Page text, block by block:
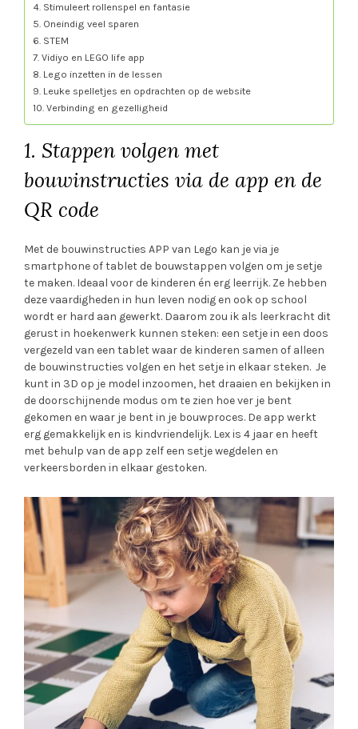
4. Stimuleert rollenspel en fantasie
5. Oneindig veel sparen
6. STEM
7. Vidiyo en LEGO life app
8. Lego inzetten in de lessen
9. Leuke spelletjes en opdrachten op de website
10. Verbinding en gezelligheid
1. Stappen volgen met
bouwinstructies via de app en de
QR code
Met de bouwinstructies APP van Lego kan je via je
smartphone of tablet de bouwstappen volgen om je setje
te maken. Ideaal voor de kinderen én erg leerrijk. Ze hebben
deze vaardigheden in hun leven nodig en ook op school
wordt er hard aan gewerkt. Daarom zou ik als leerkracht dit
gerust in hoekenwerk kunnen steken: een setje in een doos
vergezeld van een tablet waar de kinderen samen of alleen
de bouwinstructies volgen en het setje in elkaar steken. Je
kunt in 3D op je model inzoomen, het draaien en bekijken in
de doorschijnende modus om te zien hoe ver je bent
gekomen en waar je bent in je bouwproces. De app werkt
erg gemakkelijk en is kindvriendelijk. Lex is 4 jaar en heeft
met behulp van de app zelf een setje wegdelen en
verkeersborden in elkaar gestoken.